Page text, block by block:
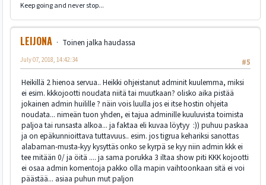
Keep going and never stop...
LEIJONA
Toinen jalka haudassa
#5
July 07, 2018, 14:42:34
Heikillä 2 hienoa servua.. Heikki ohjeistanut adminit kuulemma, miksi
ei esim. kkkojootti noudata niitä tai muutkaan? olisko aika pistää
jokainen admin huilille ? näin vois luulla jos ei itse hostin ohjeita
noudata... nimeän tuon yhden, ei tajua adminille kuuluvista toimista
paljoa tai runsasta alkoa... ja faktaa eli kuvaa löytyy :)) puhuu paskaa
ja on epäkunnioittava tuttavuus.. esim. jos tigrua kehariksi sanottas
alabaman-musta-kyy kysyttäs onko se kyrpä se kyy niin admin kkk ei
tee mitään 0/ ja öitä .... ja sama porukka 3 iltaa show piti KKK kojootti
ei osaa admin komentoja pakko olla mapin vaihtoonkaan sitä ei voi
päästää... asiaa puhun mut paljon